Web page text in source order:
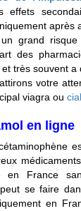
effets
après
grand
des
très souvent a
votre
viagra ou
en ligne
en France
se faire
en